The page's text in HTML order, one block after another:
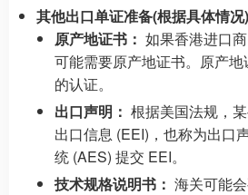
其他出口单证准备(根据具体情况)
原产地证书： 如果香港进口
可能需要原产地证书。原产
的认证。
出口声明： 根据美国法规，
出口信息 (EEI)，也称为出口
统 (AES) 提交 EEI。
技术规格说明书： 海关可能